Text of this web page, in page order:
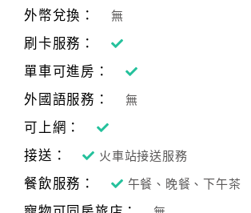
外幣兌換： 無
刷卡服務：
單車可進房：
外國語服務：
無
可上網：
接送：
火車站接送服務
餐飲服務： 午餐、晚餐、下午茶